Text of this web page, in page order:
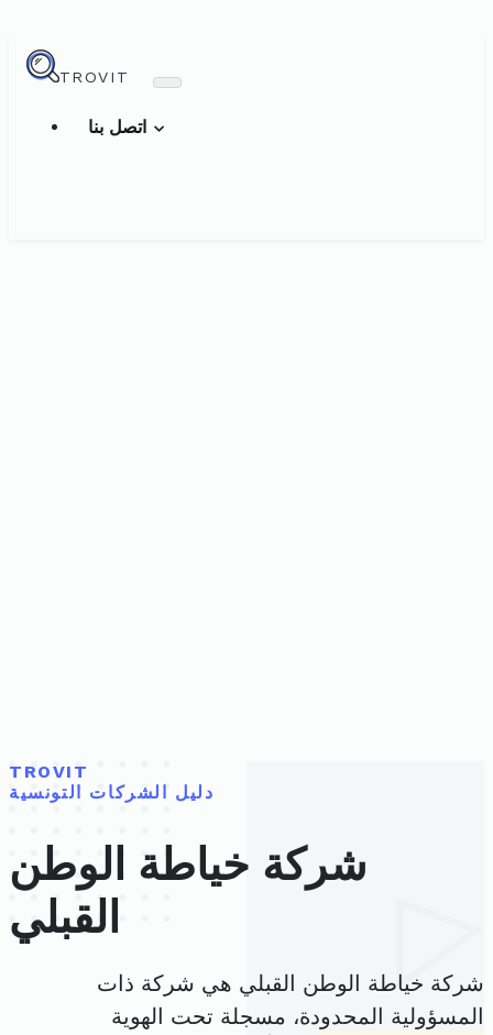
TROVIT
TROVIT
دليل الشركات التونسية
شركة خياطة الوطن
القبلي
شركة خياطة الوطن القبلي هي شركة ذات
المسؤولية المحدودة، مسجلة تحت الهوية